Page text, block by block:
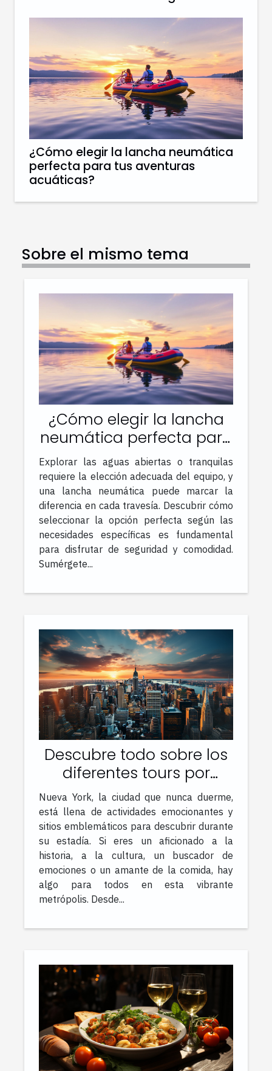
¿Cómo elegir la lancha neumática
perfecta para tus aventuras
acuáticas?
Sobre el mismo tema
¿Cómo elegir la lancha
neumática perfecta para
tus aventuras acuáticas?
Explorar las aguas abiertas o tranquilas
requiere la elección adecuada del equipo, y
una lancha neumática puede marcar la
diferencia en cada travesía. Descubrir cómo
seleccionar la opción perfecta según las
necesidades específicas es fundamental
para disfrutar de seguridad y comodidad.
Sumérgete...
Descubre todo sobre los
diferentes tours por
Nueva York para realizar
durante tu estancia
Nueva York, la ciudad que nunca duerme,
está llena de actividades emocionantes y
sitios emblemáticos para descubrir durante
su estadía. Si eres un aficionado a la
historia, a la cultura, un buscador de
emociones o un amante de la comida, hay
algo para todos en esta vibrante
metrópolis. Desde...